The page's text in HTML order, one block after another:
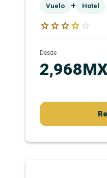
Vuelo + Hotel
starstarstarstar star
Desde